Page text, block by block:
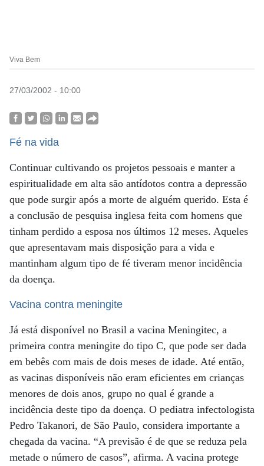
Viva Bem
27/03/2002 - 10:00
Fé na vida
Continuar cultivando os projetos pessoais e manter a
espiritualidade em alta são antídotos contra a depressão
que pode surgir após a morte de alguém querido. Esta é
a conclusão de pesquisa inglesa feita com homens que
tinham perdido a esposa nos últimos 12 meses. Aqueles
que apresentavam mais disposição para a vida e
mantinham algum tipo de fé tiveram menor incidência
da doença.
Vacina contra meningite
Já está disponível no Brasil a vacina Meningitec, a
primeira contra meningite do tipo C, que pode ser dada
em bebês com mais de dois meses de idade. Até então,
as vacinas disponíveis não eram eficientes em crianças
menores de dois anos, grupo no qual é grande a
incidência deste tipo da doença. O pediatra infectologista
Pedro Takanori, de São Paulo, considera importante a
chegada da vacina. “A previsão é de que se reduza pela
metade o número de casos”, afirma. A vacina protege